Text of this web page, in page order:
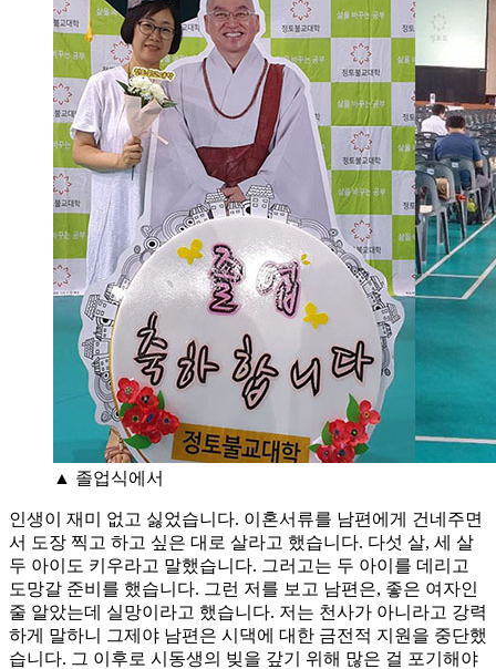
▲ 졸업식에서
인생이 재미 없고 싫었습니다. 이혼서류를 남편에게 건네주면
서 도장 찍고 하고 싶은 대로 살라고 했습니다. 다섯 살, 세 살
두 아이도 키우라고 말했습니다. 그러고는 두 아이를 데리고
도망갈 준비를 했습니다. 그런 저를 보고 남편은, 좋은 여자인
줄 알았는데 실망이라고 했습니다. 저는 천사가 아니라고 강력
하게 말하니 그제야 남편은 시댁에 대한 금전적 지원을 중단했
습니다. 그 이후로 시동생의 빚을 갚기 위해 많은 걸 포기해야